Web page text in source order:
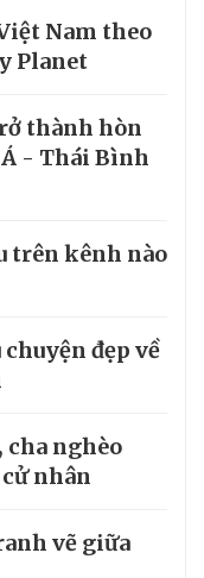
Nam theo
Planet
thành hòn
Á - Thái Bình
trên kênh nào
chuyện đẹp về
cha nghèo
nhân
vẽ giữa